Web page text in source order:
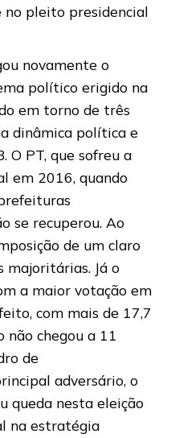
no pleito presidencial
novamente o
político erigido na
em torno de três
dinâmica política e
O PT, que sofreu a
em 2016, quando
se recuperou. Ao
de um claro
Já o
a maior votação em
com mais de 17,7
não chegou a 11
de
adversário, o
queda nesta eleição
na estratégia